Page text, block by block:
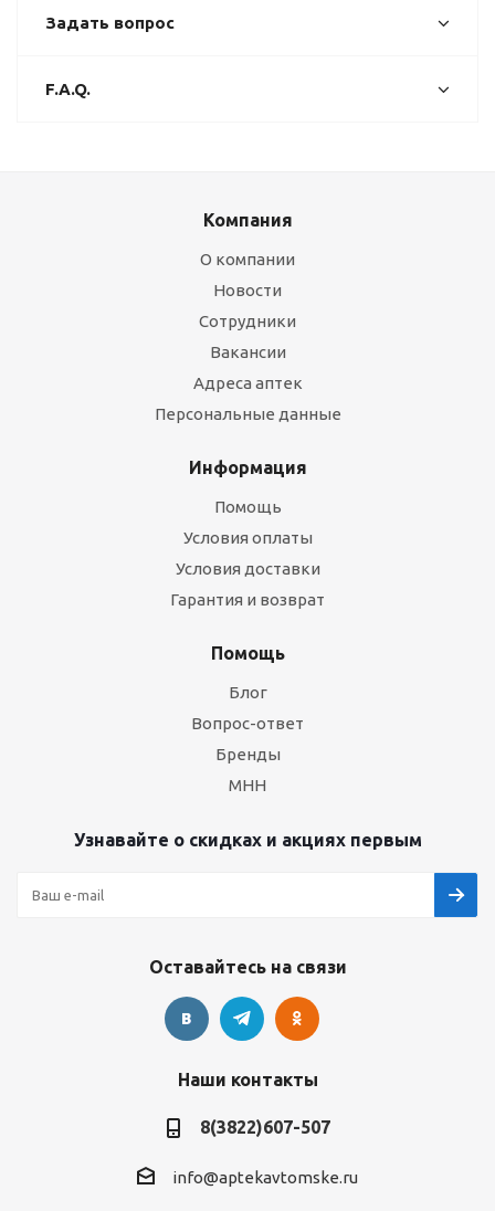
Задать вопрос
F.A.Q.
Компания
О компании
Новости
Сотрудники
Вакансии
Адреса аптек
Персональные данные
Информация
Помощь
Условия оплаты
Условия доставки
Гарантия и возврат
Помощь
Блог
Вопрос-ответ
Бренды
МНН
Узнавайте о скидках и акциях первым
Оставайтесь на связи
Наши контакты
8(3822)607-507
info@aptekavtomske.ru